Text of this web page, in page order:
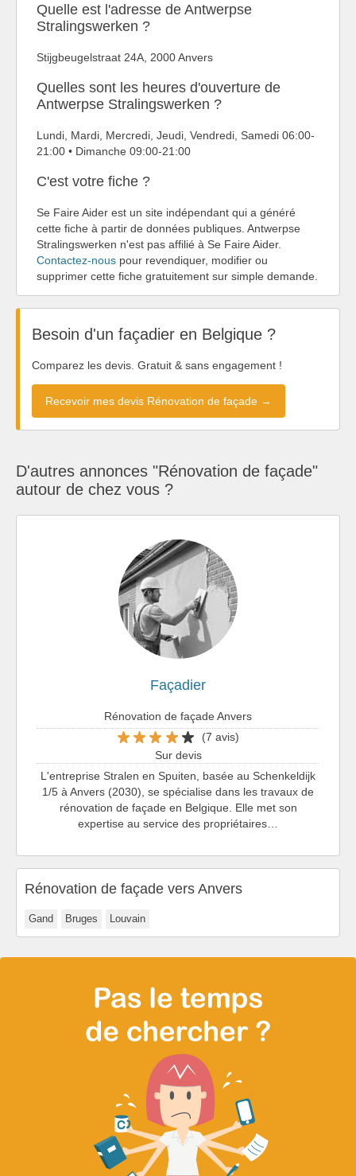
Quelle est l'adresse de Antwerpse
Stralingswerken ?
Stijgbeugelstraat 24A, 2000 Anvers
Quelles sont les heures d'ouverture de
Antwerpse Stralingswerken ?
Lundi, Mardi, Mercredi, Jeudi, Vendredi, Samedi 06:00-
21:00 • Dimanche 09:00-21:00
C'est votre fiche ?
Se Faire Aider est un site indépendant qui a généré
cette fiche à partir de données publiques. Antwerpse
Stralingswerken n'est pas affilié à Se Faire Aider.
Contactez-nous pour revendiquer, modifier ou
supprimer cette fiche gratuitement sur simple demande.
Besoin d'un façadier en Belgique ?
Comparez les devis. Gratuit & sans engagement !
Recevoir mes devis Rénovation de façade →
D'autres annonces "Rénovation de façade"
autour de chez vous ?
Façadier
Rénovation de façade Anvers
(7 avis)
Sur devis
L'entreprise Stralen en Spuiten, basée au Schenkeldijk
1/5 à Anvers (2030), se spécialise dans les travaux de
rénovation de façade en Belgique. Elle met son
expertise au service des propriétaires…
Rénovation de façade vers Anvers
Gand Bruges Louvain